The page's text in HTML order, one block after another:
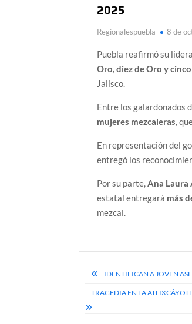
2025
Regionalespuebla 8 de
Puebla reafirmó su
Oro, diez de Oro y
Jalisco.
Entre los galardonados
mujeres mezcaleras,
En representación del
entregó los
Por su parte,Ana Laura
estatal entregará más
mezcal.
Navegación
de
entradas
IDENTIFICAN A JOVEN
TRAGEDIA EN LA